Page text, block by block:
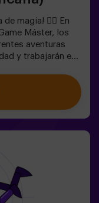
magia! 🧙‍♀️ En
Máster, los
aventuras
y trabajarán en
una dulce... muy
de atravesar las
a los
la magia también
condiciones.